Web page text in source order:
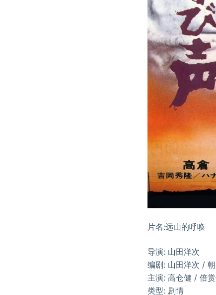
片名:远山的呼唤
导演: 山田洋次
编剧: 山田洋次 /
主演: 高仓健 / 倍
类型: 剧情